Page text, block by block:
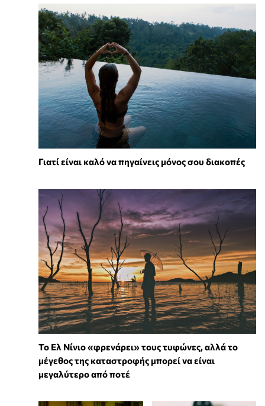
Γιατί είναι καλό να πηγαίνεις μόνος σου διακοπές
Το Ελ Νίνιο «φρενάρει» τους τυφώνες, αλλά το
μέγεθος της καταστροφής μπορεί να είναι
μεγαλύτερο από ποτέ